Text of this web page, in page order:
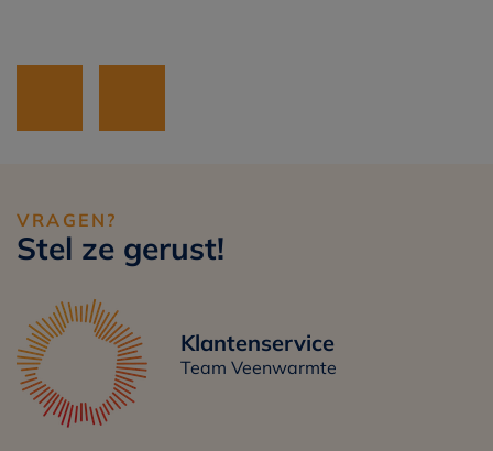
VRAGEN?
Stel ze gerust!
Klantenservice
Team Veenwarmte